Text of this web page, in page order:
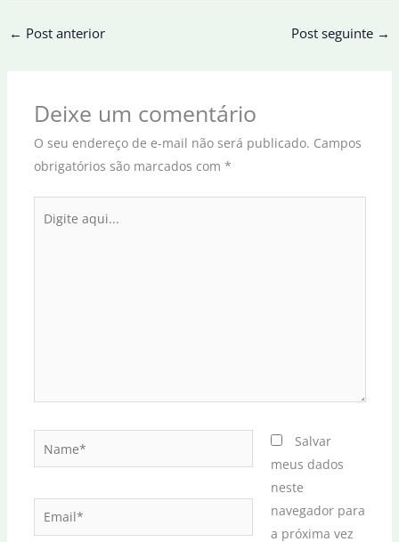
← Post anterior Post seguinte →
Deixe um comentário
O seu endereço de e-mail não será publicado. Campos
obrigatórios são marcados com *
aqui...
Email*
Salvar
meus dados
neste
navegador para
a próxima vez